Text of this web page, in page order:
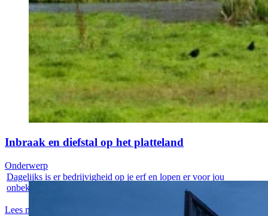
Inbraak en diefstal op het platteland
Dagelijks is er bedrijvigheid op je erf en lopen er voor jou
onbekende...
Lees meer
Onderwerp